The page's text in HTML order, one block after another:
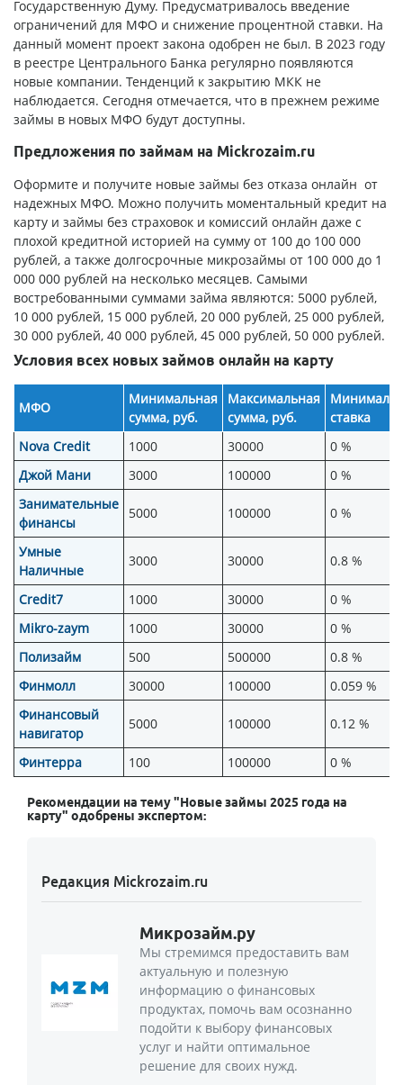
Государственную Думу. Предусматривалось введение
ограничений для МФО и снижение процентной ставки. На
данный момент проект закона одобрен не был. В 2023 году
в реестре Центрального Банка регулярно появляются
новые компании. Тенденций к закрытию МКК не
наблюдается. Сегодня отмечается, что в прежнем режиме
займы в новых МФО будут доступны.
Предложения по займам на Mickrozaim.ru
Оформите и получите новые займы без отказа онлайн от
надежных МФО. Можно получить моментальный кредит на
карту и займы без страховок и комиссий онлайн даже с
плохой кредитной историей на сумму от 100 до 100 000
рублей, а также долгосрочные микрозаймы от 100 000 до 1
000 000 рублей на несколько месяцев. Самыми
востребованными суммами займа являются: 5000 рублей,
10 000 рублей, 15 000 рублей, 20 000 рублей, 25 000 рублей,
30 000 рублей, 40 000 рублей, 45 000 рублей, 50 000 рублей.
Условия всех новых займов онлайн на карту
МФО
Минимальная
сумма, руб.
Максимальная
сумма, руб.
ставка
Nova Credit
1000 30000
0 %
Джой Мани
3000 100000
0 %
Занимательные
финансы
5000 100000 0 %
Умные
Наличные
3000 30000 0.8 %
Credit7 1000 30000
0 %
Mikro-zaym
1000 30000
0 %
Полизайм
500 500000
0.8 %
Финмолл
30000 100000
0.059 %
Финансовый
навигатор
5000 100000 0.12 %
Финтерра 100 100000 0 %
Рекомендации на тему "Новые займы 2025 года на
карту" одобрены экспертом:
Редакция Mickrozaim.ru
Микрозайм.ру
Мы стремимся предоставить вам
актуальную и полезную
информацию о финансовых
продуктах, помочь вам осознанно
подойти к выбору финансовых
услуг и найти оптимальное
решение для своих нужд.